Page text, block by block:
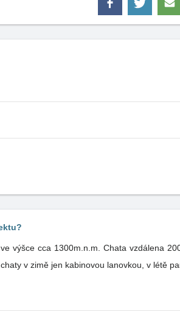
výšce cca 1300m.n.m. Chata vzdálena
v zimě jen kabinovou lanovkou, v létě